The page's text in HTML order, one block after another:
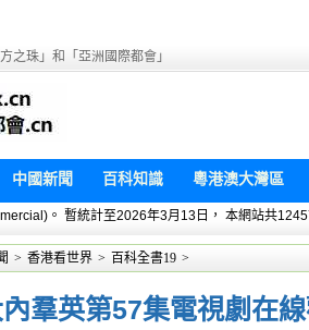
之珠」和「亞洲國際都會」
中國新聞 百科知識 粵港澳大灣區
。 暫統計至2026年3月13日， 本網站共
> 香港看世界 > 百科全書19 >
羣英第57集電視劇在